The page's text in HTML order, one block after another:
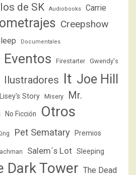
de SK Audiobooks Carrie
Creepshow
Documentales
Eventos Firestarter Gwendy's
Ilustradores It Joe Hill
Lisey's Story Misery
Mr.
No Ficción
Otros
Pet Sematary Premios
Salem´s Lot Sleeping
Dark Tower The Dead